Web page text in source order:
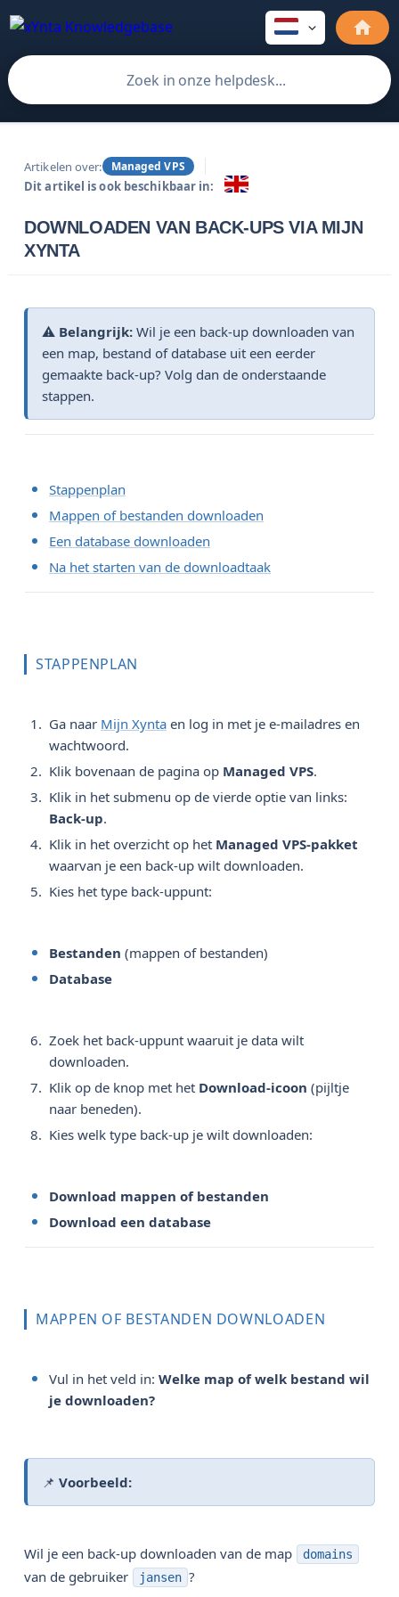
Artikelen over: Managed VPS
Dit artikel is ook beschikbaar in:
DOWNLOADEN VAN BACK-UPS VIA MIJN
XYNTA
⚠️ Belangrijk: Wil je een back-up downloaden van
een map, bestand of database uit een eerder
gemaakte back-up? Volg dan de onderstaande
stappen.
Stappenplan
Mappen of bestanden downloaden
Een database downloaden
Na het starten van de downloadtaak
STAPPENPLAN
Ga naar Mijn Xynta en log in met je e-mailadres en
wachtwoord.
Klik bovenaan de pagina op Managed VPS.
Klik in het submenu op de vierde optie van links:
Back-up.
Klik in het overzicht op het Managed VPS-pakket
waarvan je een back-up wilt downloaden.
Kies het type back-uppunt:
Bestanden (mappen of bestanden)
Database
Zoek het back-uppunt waaruit je data wilt
downloaden.
Klik op de knop met het Download-icoon (pijltje
naar beneden).
Kies welk type back-up je wilt downloaden:
Download mappen of bestanden
Download een database
MAPPEN OF BESTANDEN DOWNLOADEN
Vul in het veld in: Welke map of welk bestand wil
je downloaden?
📌 Voorbeeld:
Wil je een back-up downloaden van de map domains
van de gebruiker jansen ?